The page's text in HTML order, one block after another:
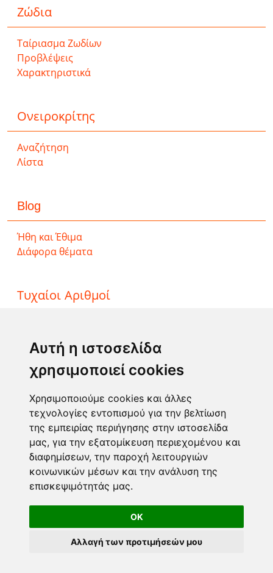
Αυτή η ιστοσελίδα
χρησιμοποιεί cookies
Χρησιμοποιούμε cookies και άλλες
τεχνολογίες εντοπισμού για την βελτίωση
της εμπειρίας περιήγησης στην ιστοσελίδα
μας, για την εξατομίκευση περιεχομένου και
διαφημίσεων, την παροχή λειτουργιών
κοινωνικών μέσων και την ανάλυση της
επισκεψιμότητάς μας.
OK
Αλλαγή των προτιμήσεών μου
Ζώδια
Ταίριασμα Ζωδίων
Προβλέψεις
Χαρακτηριστικά
Ονειροκρίτης
Αναζήτηση
Λίστα
Blog
Ήθη και Έθιμα
Διάφορα θέματα
Τυχαίοι Αριθμοί
ΛΟΤΤΟ
ΚΙΝΟ
EXTRA 5
Επικοινωνία
Φόρμα επικοινωνίας
info@taromanteia.gr
Όροι Χρήσης & Πολιτική Απορρήτου